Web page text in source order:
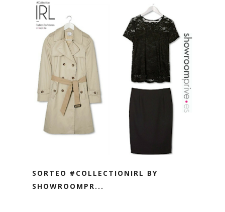
SORTEO #COLLECTIONIRL BY
SHOWROOMPR...